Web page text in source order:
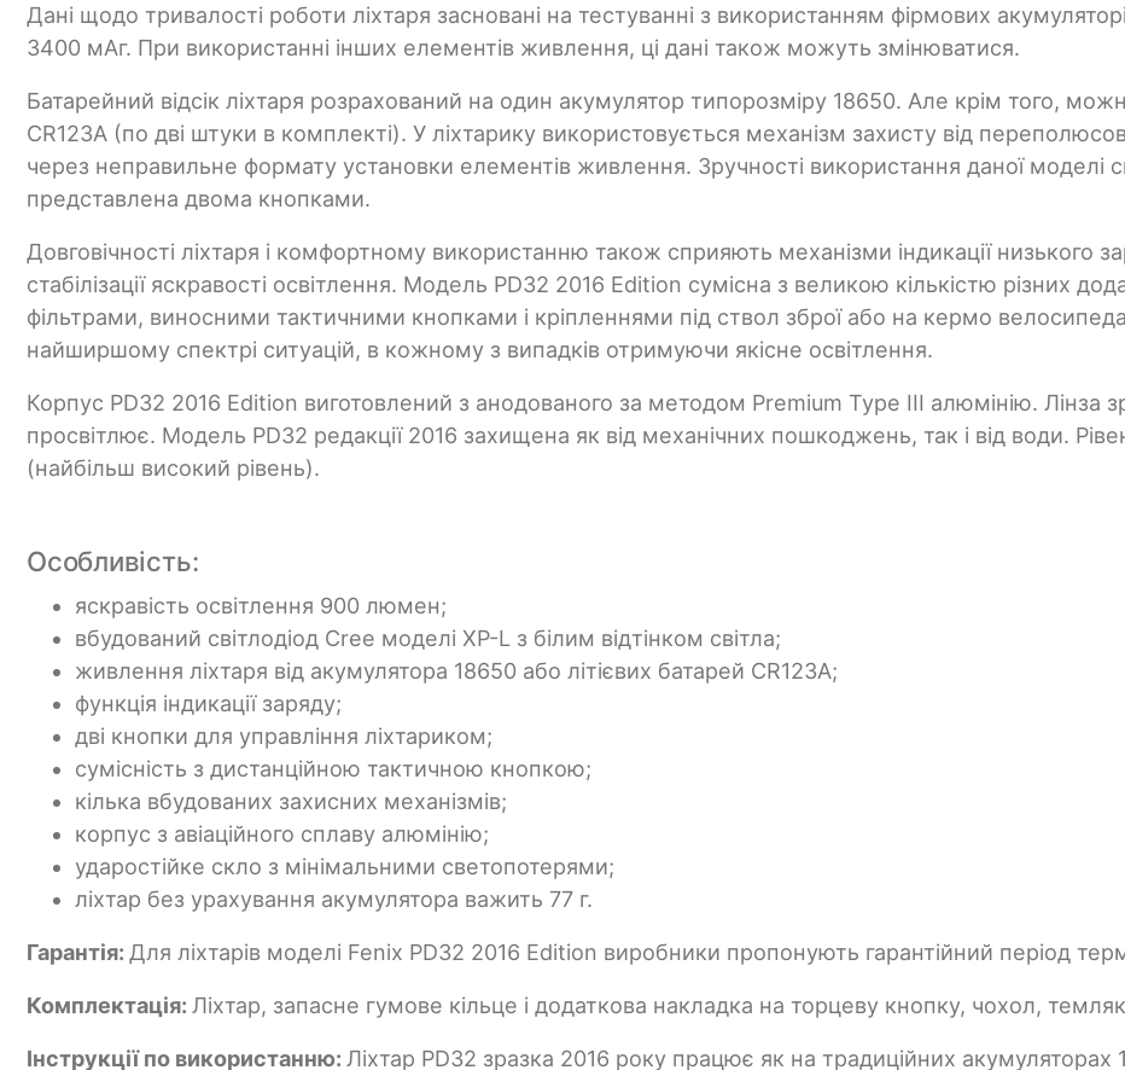
Дані щодо тривалості роботи ліхтаря засновані на тестуванні з використанням фірмових
3400 мАг. При використанні інших елементів живлення, ці дані також можуть змінюватися.
Батарейний відсік ліхтаря розрахований на один акумулятор типорозміру 18650. Але крім того,
CR123A (по дві штуки в комплекті). У ліхтарику використовується механізм захисту від
через неправильне формату установки елементів живлення. Зручності використання даної моделі
представлена двома кнопками.
Довговічності ліхтаря і комфортному використанню також сприяють механізми індикації низького
стабілізації яскравості освітлення. Модель PD32 2016 Edition сумісна з великою кількістю різних
фільтрами, виносними тактичними кнопками і кріпленнями під ствол зброї або на кермо
найширшому спектрі ситуацій, в кожному з випадків отримуючи якісне освітлення.
Корпус PD32 2016 Edition виготовлений з анодованого за методом Premium Type III алюмінію. Лінза
просвітлює. Модель PD32 редакції 2016 захищена як від механічних пошкоджень, так і від води.
(найбільш високий рівень).
Особливість:
яскравість освітлення 900 люмен;
вбудований світлодіод Cree моделі XP-L з білим відтінком світла;
живлення ліхтаря від акумулятора 18650 або літієвих батарей CR123A;
функція індикації заряду;
дві кнопки для управління ліхтариком;
сумісність з дистанційною тактичною кнопкою;
кілька вбудованих захисних механізмів;
корпус з авіаційного сплаву алюмінію;
ударостійке скло з мінімальними светопотерями;
ліхтар без урахування акумулятора важить 77 г.
Гарантія: Для ліхтарів моделі Fenix PD32 2016 Edition виробники пропонують гарантійний період
Комплектація: Ліхтар, запасне гумове кільце і додаткова накладка на торцеву кнопку, чохол,
Інструкції по використанню: Ліхтар PD32 зразка 2016 року працює як на традиційних акумуляторах